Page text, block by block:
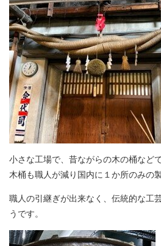
小さな工場で、昔ながらの木の桶など
木桶も職人が減り国内に１か所のみの
職人の引継ぎが出来なく、伝統的な工
うです。